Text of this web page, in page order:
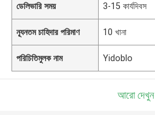
ডেলিভারি সময় 3-15 কার্যদিবস
ন্যূনতম চাহিদার পরিমাণ 10 খানা
পরিচিতিমুলক নাম Yidoblo
আরো দেখুন